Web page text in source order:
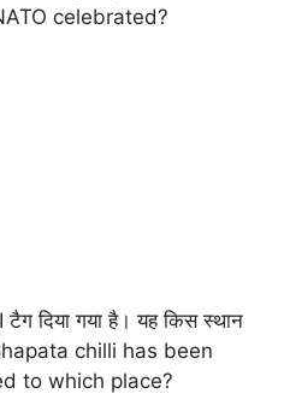
celebrated?
टैग दिया गया है। यह किस स्थान
chilli has been
to which place?